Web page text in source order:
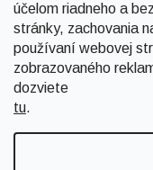
účelom riadneho a
stránky, zachovania
používaní webovej
zobrazovaného
dozviete
tu.